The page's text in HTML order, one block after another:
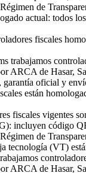
de
actual: todos
fiscales
trabajamos
ARCA de Hasar,
garantía oficial y
están
fiscales vigentes
incluyen código
de
tecnología (VT)
ARCA de Hasar,